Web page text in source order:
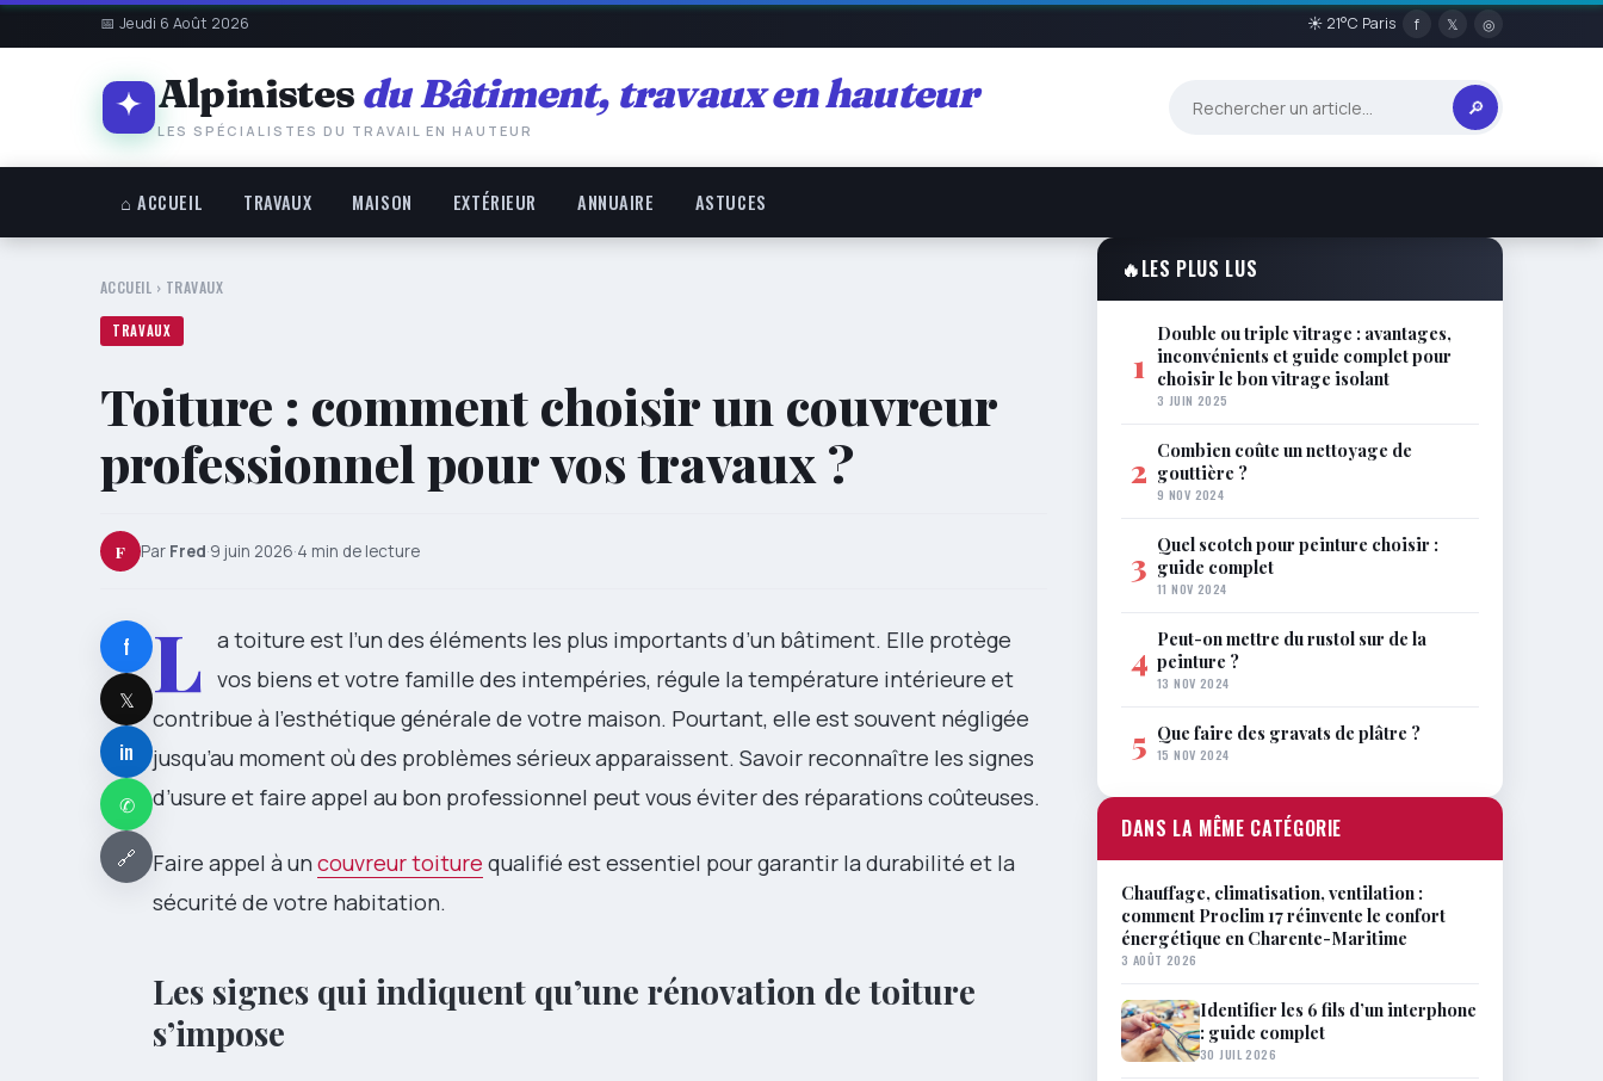
📅 Jeudi 6 Août 2026 ☀ 21°C Paris f 𝕏 ◎
Alpinistes du Bâtiment, travaux en hauteur
LES SPÉCIALISTES DU TRAVAIL EN HAUTEUR
🔎
⌂ ACCUEIL TRAVAUX MAISON EXTÉRIEUR ANNUAIRE ASTUCES
ACCUEIL › TRAVAUX
TRAVAUX
Toiture : comment choisir un couvreur
professionnel pour vos travaux ?
F Par Fred·9 juin 2026·4 min de lecture
f
𝕏
in
✆
🔗
L a toiture est l’un des éléments les plus importants d’un bâtiment. Elle protège
vos biens et votre famille des intempéries, régule la température intérieure et
contribue à l’esthétique générale de votre maison. Pourtant, elle est souvent négligée
jusqu’au moment où des problèmes sérieux apparaissent. Savoir reconnaître les signes
d’usure et faire appel au bon professionnel peut vous éviter des réparations coûteuses.
Faire appel à un couvreur toiture qualifié est essentiel pour garantir la durabilité et la
sécurité de votre habitation.
Les signes qui indiquent qu’une rénovation de toiture
s’impose
🔥LES PLUS LUS
1
Double ou triple vitrage : avantages,
inconvénients et guide complet pour
choisir le bon vitrage isolant
3 JUIN 2025
2 Combien coûte un nettoyage de
gouttière ?
9 NOV 2024
3 Quel scotch pour peinture choisir :
guide complet
11 NOV 2024
4 Peut-on mettre du rustol sur de la
peinture ?
13 NOV 2024
5 Que faire des gravats de plâtre ?
15 NOV 2024
DANS LA MÊME CATÉGORIE
Chauffage, climatisation, ventilation :
comment Proclim 17 réinvente le confort
énergétique en Charente-Maritime
3 AOÛT 2026
Identifier les 6 fils d’un interphone
: guide complet
30 JUIL 2026